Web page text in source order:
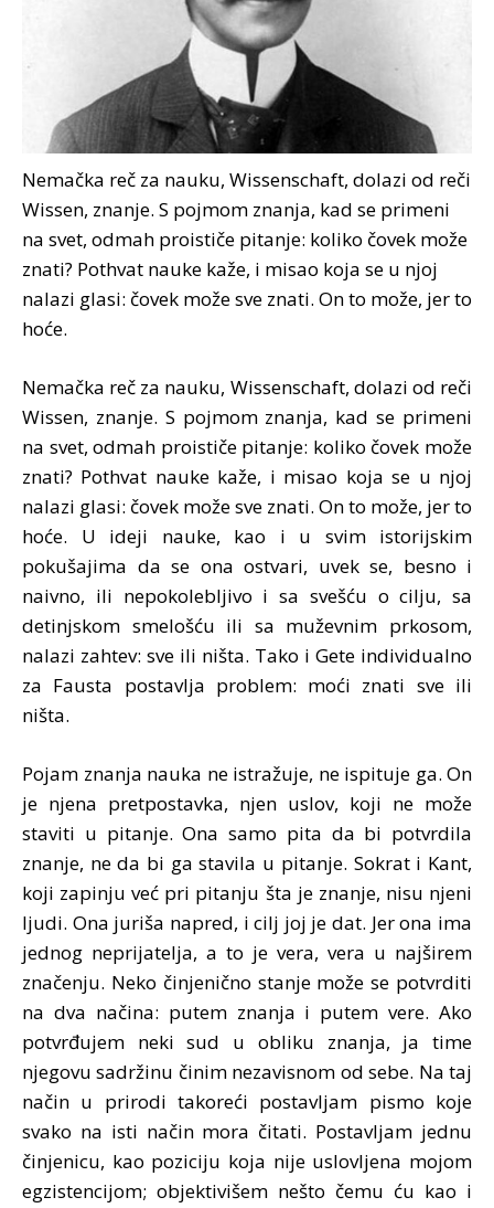
Nemačka reč za nauku, Wissenschaft, dolazi od reči
Wissen, znanje. S pojmom znanja, kad se primeni
na svet, odmah proističe pitanje: koliko čovek može
znati? Pothvat nauke kaže, i misao koja se u njoj
nalazi glasi: čovek može sve znati. On to može, jer to
hoće.
Nemačka reč za nauku, Wissenschaft, dolazi od reči
Wissen, znanje. S pojmom znanja, kad se primeni
na svet, odmah proističe pitanje: koliko čovek može
znati? Pothvat nauke kaže, i misao koja se u njoj
nalazi glasi: čovek može sve znati. On to može, jer to
hoće. U ideji nauke, kao i u svim istorijskim
pokušajima da se ona ostvari, uvek se, besno i
naivno, ili nepokolebljivo i sa svešću o cilju, sa
detinjskom smelošću ili sa muževnim prkosom,
nalazi zahtev: sve ili ništa. Tako i Gete individualno
za Fausta postavlja problem: moći znati sve ili
ništa.
Pojam znanja nauka ne istražuje, ne ispituje ga. On
je njena pretpostavka, njen uslov, koji ne može
staviti u pitanje. Ona samo pita da bi potvrdila
znanje, ne da bi ga stavila u pitanje. Sokrat i Kant,
koji zapinju već pri pitanju šta je znanje, nisu njeni
ljudi. Ona juriša napred, i cilj joj je dat. Jer ona ima
jednog neprijatelja, a to je vera, vera u najširem
značenju. Neko činjenično stanje može se potvrditi
na dva načina: putem znanja i putem vere. Ako
potvrđujem neki sud u obliku znanja, ja time
njegovu sadržinu činim nezavisnom od sebe. Na taj
način u prirodi takoreći postavljam pismo koje
svako na isti način mora čitati. Postavljam jednu
činjenicu, kao poziciju koja nije uslovljena mojom
egzistencijom; objektivišem nešto čemu ću kao i